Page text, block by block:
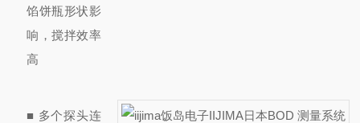
馅饼瓶形状影
响，搅拌效率
高
■ 多个探头连